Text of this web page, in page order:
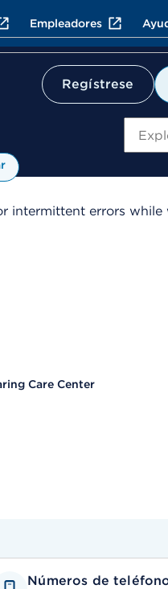
Empleadores
Regístrese
intermittent errors
Care Center
Números de